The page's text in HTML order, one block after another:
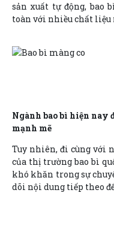
sản xuất tự động, bao
toàn với nhiều chất
Ngành bao bì hiện nay
mạnh mẽ
Tuy nhiên, đi cùng với
của thị trường bao bì
khó khăn trong sự
dõi nội dung tiếp theo